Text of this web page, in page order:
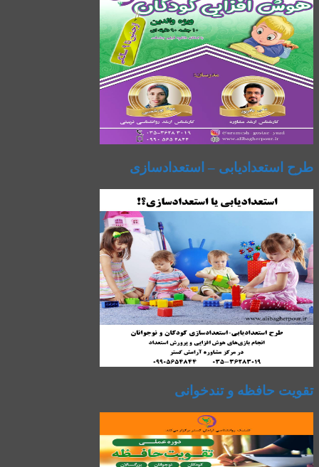
طرح استعدادیابی – استعدادسازی
تقویت حافظه و تندخوانی